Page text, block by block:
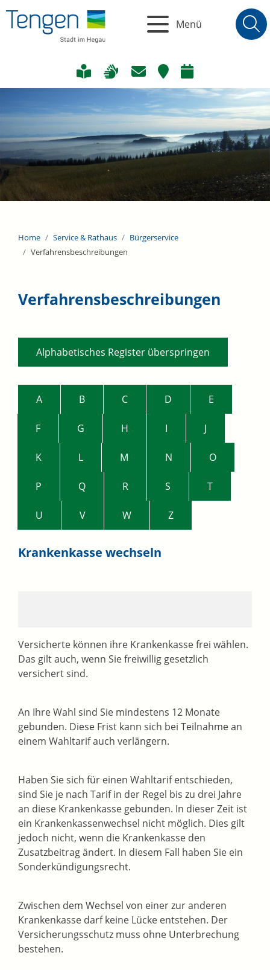
Menü
Home Service & Rathaus
Bürgerservice
Verfahrensbeschreibungen
Verfahrensbeschreibungen
Alphabetisches Register überspringen
A B C D E
F G H I J
K L M N O
P Q R S T
U V W Z
Krankenkasse wechseln
Versicherte können ihre Krankenkasse frei wählen.
Das gilt auch, wenn Sie freiwillig gesetzlich
versichert sind.
An Ihre Wahl sind Sie mindestens 12 Monate
gebunden. Diese Frist kann sich bei Teilnahme an
einem Wahltarif auch verlängern.
Haben Sie sich für einen Wahltarif entschieden,
sind Sie je nach Tarif in der Regel bis zu drei Jahre
an diese Krankenkasse gebunden. In dieser Zeit ist
ein Krankenkassenwechsel nicht möglich. Dies gilt
jedoch nicht, wenn die Krankenkasse den
Zusatzbeitrag ändert. In diesem Fall haben Sie ein
Sonderkündigungsrecht.
Zwischen dem Wechsel von einer zur anderen
Krankenkasse darf keine Lücke entstehen. Der
Versicherungsschutz muss ohne Unterbrechung
bestehen.